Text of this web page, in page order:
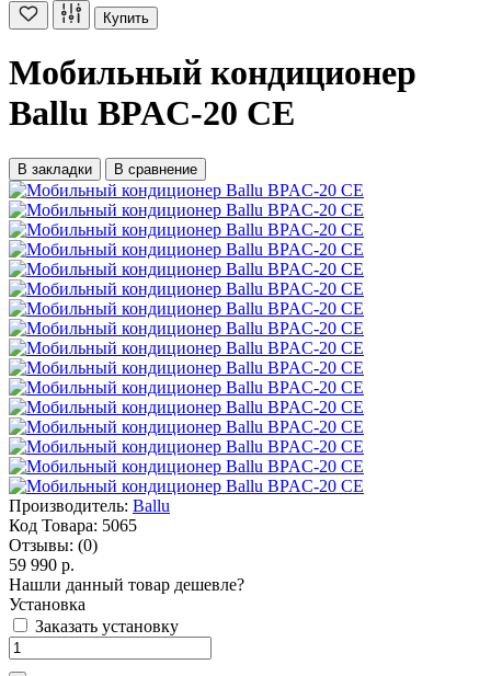
Купить
Мобильный кондиционер
Ballu BPAC-20 CE
В закладки В сравнение
Производитель: Ballu
Код Товара: 5065
Отзывы: (0)
59 990 р.
Нашли данный товар дешевле?
Установка
Заказать установку